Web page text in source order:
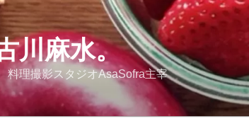
川麻水。
理撮影スタジオAsaSofra主宰